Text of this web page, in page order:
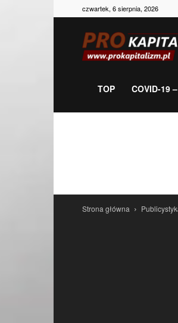
czwartek, 6 sierpnia, 2026
TOP COVID-19
Strona główna